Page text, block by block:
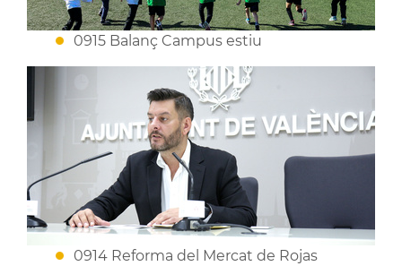
0915 Balanç Campus estiu
0914 Reforma del Mercat de Rojas